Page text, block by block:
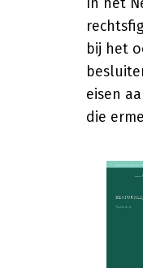
bij het
eisen
die